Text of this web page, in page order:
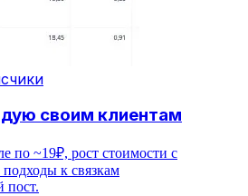
своим клиентам
по ~19₽, рост стоимости с
к связкам
пост.